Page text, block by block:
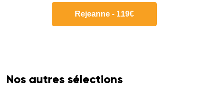
Rejeanne - 119€
Nos autres sélections